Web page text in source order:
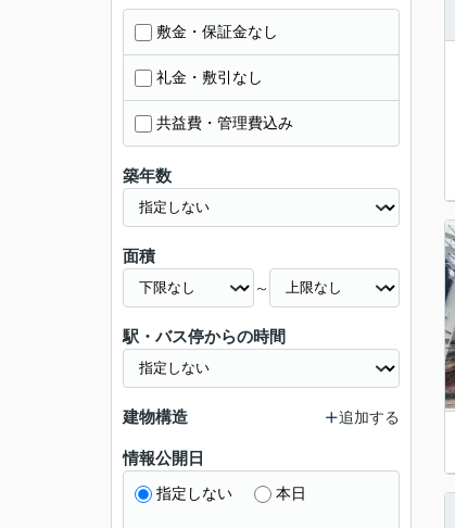
敷金・保証金なし
礼金・敷引なし
共益費・管理費込み
築年数
面積
～
駅・バス停からの時間
建物構造 追加する
情報公開日
指定しない 本日